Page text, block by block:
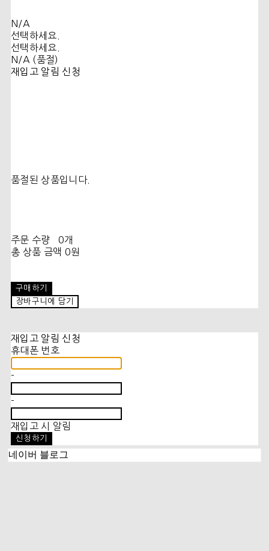
N/A
선택하세요.
선택하세요.
N/A (품절)
재입고 알림 신청
품절된 상품입니다.
주문 수량
0개
총 상품 금액 0원
구매하기
장바구니에 담기
재입고 알림 신청
휴대폰 번호
-
-
재입고 시 알림
신청하기
네이버 블로그